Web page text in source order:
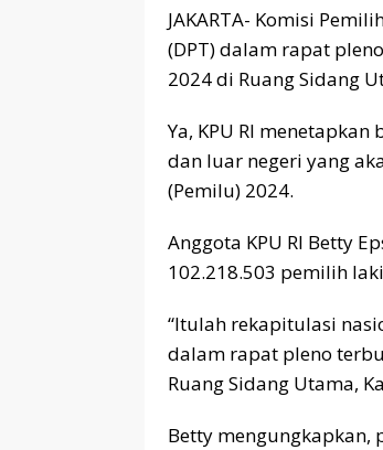
JAKARTA- Komisi
(DPT) dalam rapat
2024 di Ruang Sidang
Ya, KPU RI
dan luar negeri yang
(Pemilu) 2024.
Anggota KPU RI Betty
102.218.503 pemilih
“Itulah rekapitulasi
dalam rapat pleno
Ruang Sidang Utama,
Betty